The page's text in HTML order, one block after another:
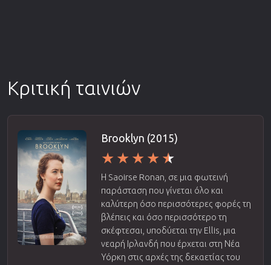
Κριτική ταινιών
Brooklyn (2015)
Η Saoirse Ronan, σε μια φωτεινή
παράσταση που γίνεται όλο και
καλύτερη όσο περισσότερες φορές τη
βλέπεις και όσο περισσότερο τη
σκέφτεσαι, υποδύεται την Ellis, μια
νεαρή Ιρλανδή που έρχεται στη Νέα
Υόρκη στις αρχές της δεκαετίας του